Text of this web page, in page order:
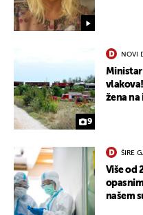
9
NOVI
Ministar
žena
ŠIRE
Više od
našem